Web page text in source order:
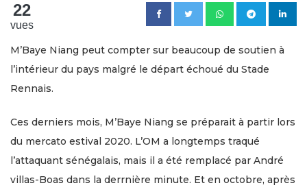
22
vues
M’Baye Niang peut compter sur beaucoup de soutien à
l’intérieur du pays malgré le départ échoué du Stade
Rennais.
Ces derniers mois, M’Baye Niang se préparait à partir lors
du mercato estival 2020. L’OM a longtemps traqué
l’attaquant sénégalais, mais il a été remplacé par André
villas-Boas dans la derrnière minute. Et en octobre, après